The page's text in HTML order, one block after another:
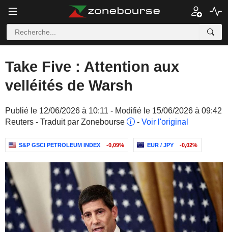
Take Five : Attention aux
velléités de Warsh
Publié le 12/06/2026 à 10:11 - Modifié le 15/06/2026 à 09:42
Reuters - Traduit par Zonebourse
- Voir l'original
S&P GSCI PETROLEUM INDEX -0,09% EUR / JPY -0,02%